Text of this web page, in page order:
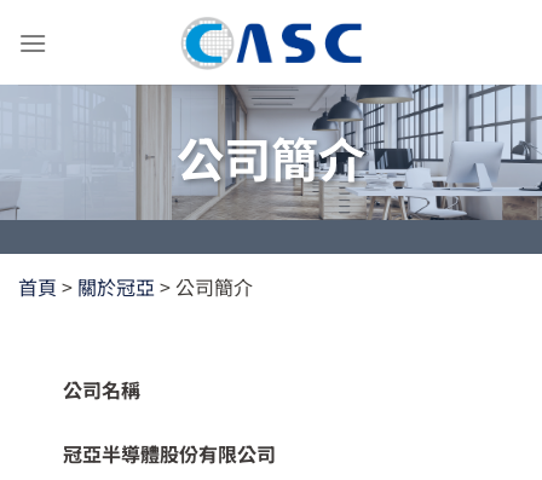
公司簡介
首頁 > 關於冠亞 >公司簡介
公司名稱
冠亞半導體股份有限公司